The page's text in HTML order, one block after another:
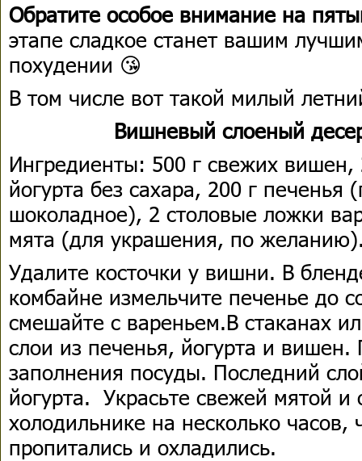
Обратите особое внимание на
этапе сладкое станет вашим
похудении 😘
В том числе вот такой милый
Вишневый слоеный
Ингредиенты: 500 г свежих вишен,
йогурта без сахара, 200 г печенья
шоколадное), 2 столовые ложки
мята (для украшения, по
Удалите косточки у вишни. В
комбайне измельчите печенье до
смешайте с вареньем.В стаканах
слои из печенья, йогурта и вишен.
заполнения посуды. Последний
йогурта. Украсьте свежей мятой и
холодильнике на несколько
пропитались и охладились.